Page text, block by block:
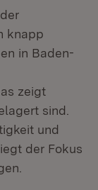
knapp
in Baden-
zeigt
sind.
und
der Fokus